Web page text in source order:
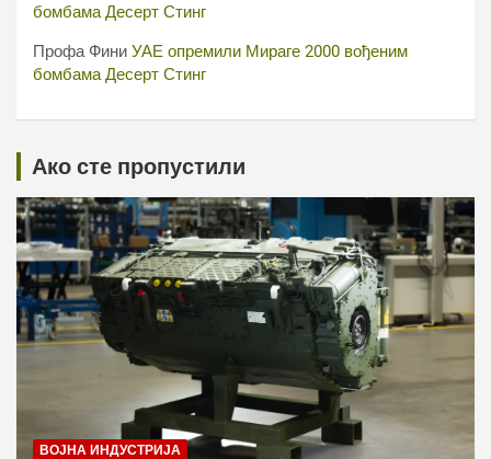
бомбама Десерт Стинг
Профа Фини УАЕ опремили Мираге 2000 вођеним
бомбама Десерт Стинг
Ако сте пропустили
ВОЈНА ИНДУСТРИЈА